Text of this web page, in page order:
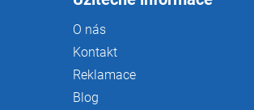
O nás
Kontakt
Reklamace
Blog